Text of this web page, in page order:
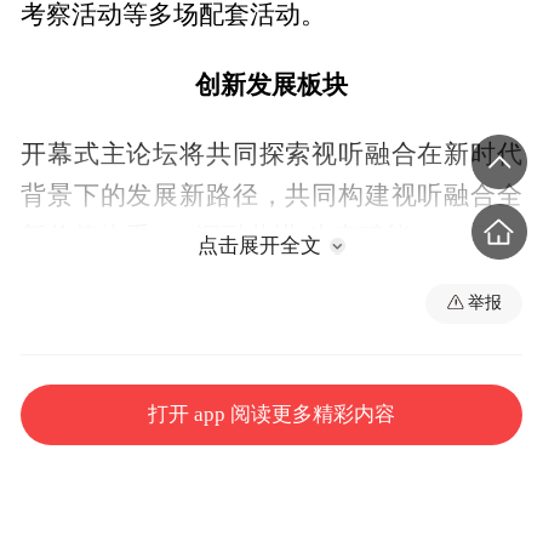
考察活动等多场配套活动。
创新发展板块
开幕式主论坛将共同探索视听融合在新时代
背景下的发展新路径，共同构建视听融合全
新价值体系；“‘深融共进·生态赋能’——融合
传播生态板块
点击展开全文
举报
打开 app 阅读更多精彩内容